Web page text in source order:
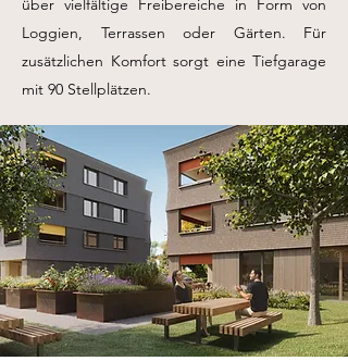
über vielfältige Freibereiche in Form von
Loggien, Terrassen oder Gärten. Für
zusätzlichen Komfort sorgt eine Tiefgarage
mit 90 Stellplätzen.